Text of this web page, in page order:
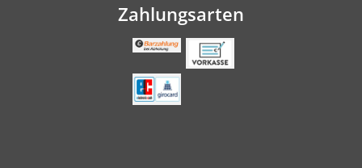
Zahlungsarten